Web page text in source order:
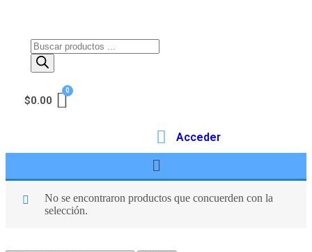
$0.00
Acceder
No se encontraron productos que concuerden con la
selección.